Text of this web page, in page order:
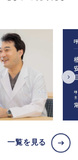
一覧を見る